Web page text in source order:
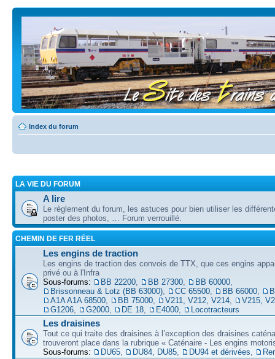
Index du forum
LA VIE DU FORUM
A lire
Le règlement du forum, les astuces pour bien utiliser les
poster des photos, … Forum verrouillé.
CHEMIN DE FER RÉEL
Les engins de traction
Les engins de traction des convois de TTX, que ces engins
privé ou à l'Infra
Sous-forums:
BB 22200 BB 27300 BB 60000
Brissonneau & Lotz (BB 63000)
CC 65500 BB 66000
A1A A1A 68500
BB 75000 V211, V212, V214
V215,
G1206
G2000 DE 18 E4000 Locotracteurs
Les draisines
Tout ce qui traite des draisines à l’exception des draisines
trouveront place dans la rubrique « Caténaire - Les engins
Sous-forums:
DU65 DU84, DU85 DU94 et dérivées